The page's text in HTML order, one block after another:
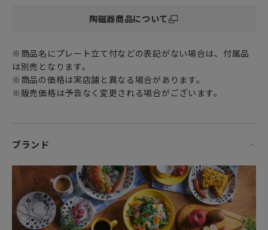
プレート24cmは、使い勝手の良いサイズで食卓を華やかに演
スープカップにもちょうど良いサイズ感のマグカップ
400ml。
具沢山のスープやフルーツヨーグルト
おやつに電子レンジでカップケーキを作ることも。
ほっとひと息つく自分だけのティータイムやコーヒータイム
家族や恋人との団らん、朝食といった食事のシーンなど
北欧グッズでほっこりあたたかみのあるひとときをぜひお過
ごしください。
女性・男性にかかわらず、日頃お世話になっている方、大切
陶磁器商品について
※商品名にプレート立て付などの表記がない場合は、付属品
は別売となります。
※商品の価格は実店舗と異なる場合があります。
※販売価格は予告なく変更される場合がございます。
ブランド